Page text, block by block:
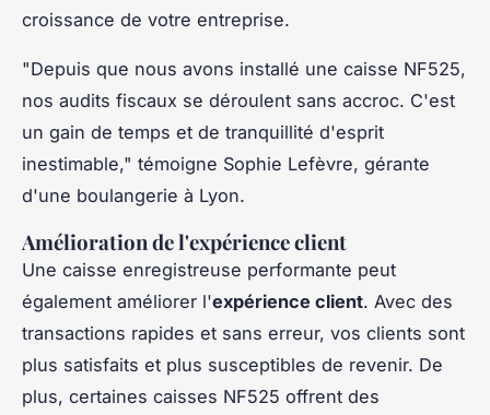
croissance de votre entreprise.
"Depuis que nous avons installé une caisse NF525,
nos audits fiscaux se déroulent sans accroc. C'est
un gain de temps et de tranquillité d'esprit
inestimable," témoigne Sophie Lefèvre, gérante
d'une boulangerie à Lyon.
Amélioration de l'expérience client
Une caisse enregistreuse performante peut
également améliorer l'expérience client. Avec des
transactions rapides et sans erreur, vos clients sont
plus satisfaits et plus susceptibles de revenir. De
plus, certaines caisses NF525 offrent des